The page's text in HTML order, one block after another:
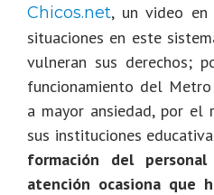
Chicos.net, un video en
situaciones en este
vulneran sus derechos;
funcionamiento del
a mayor ansiedad, por
sus instituciones
formación del
atención ocasiona que